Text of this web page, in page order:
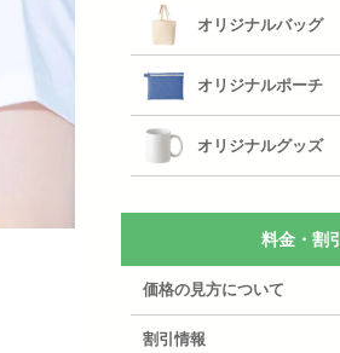
オリジナルバッグ
オリジナルポーチ
オリジナルグッズ
料金・割引
価格の見方について
割引情報